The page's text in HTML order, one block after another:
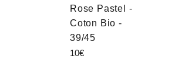
Rose Pastel -
Coton Bio -
39/45
Prix
10€